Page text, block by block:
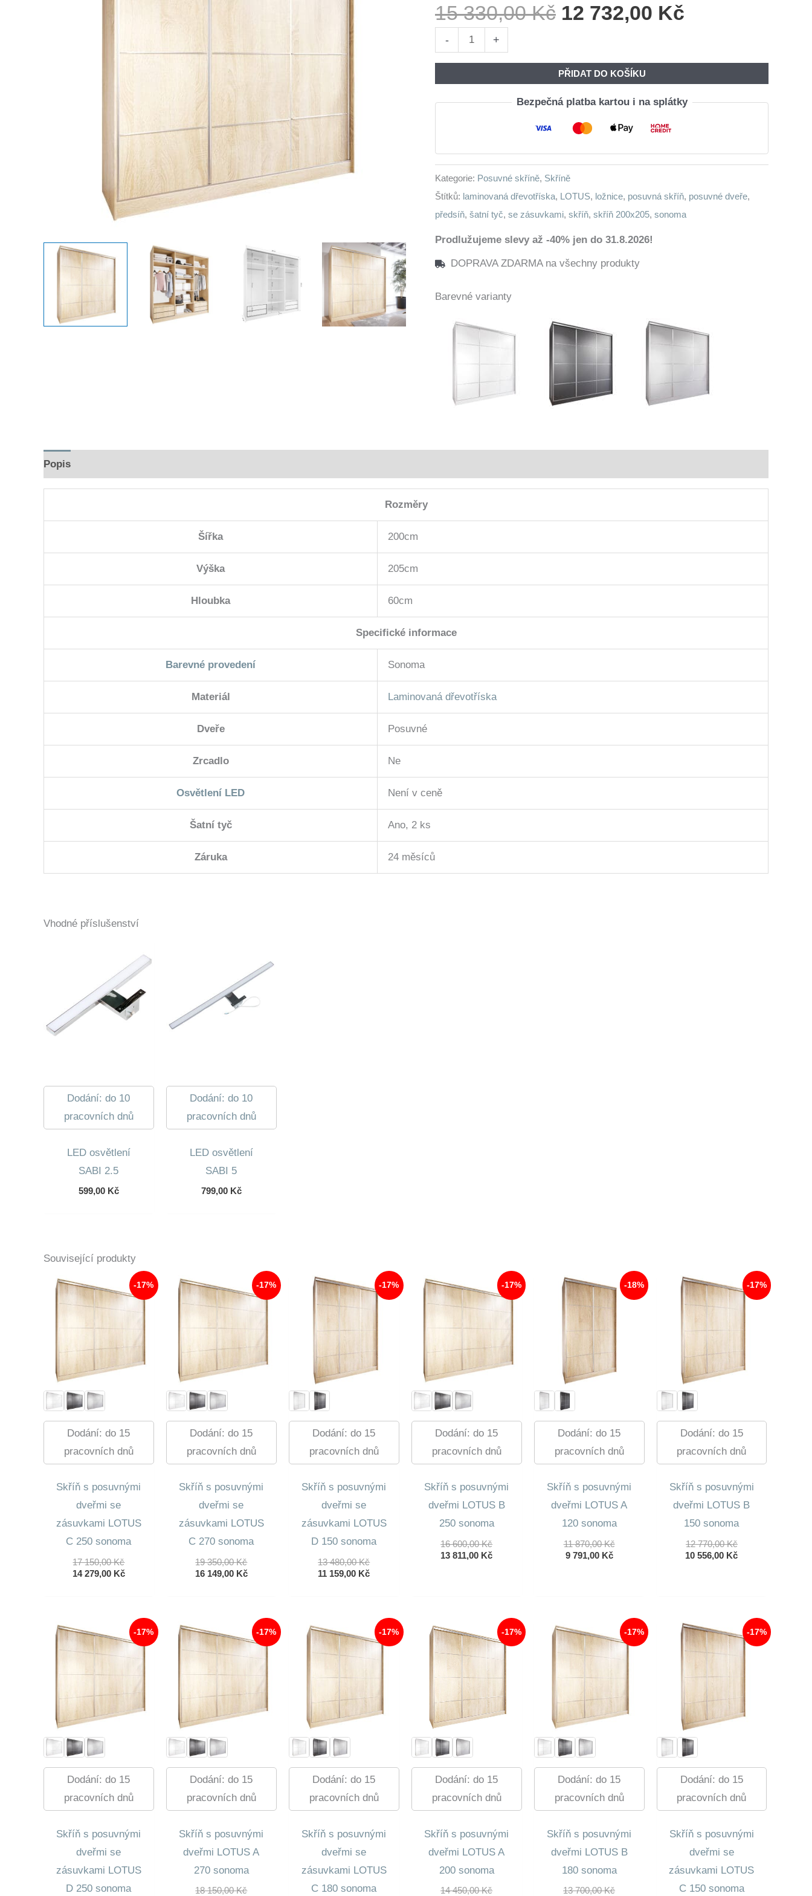
15 330,00Kč Původní
15
330,00 Kč.
12 732,00 Kč
732,00 Kč.
-
s
D
200
sonoma
množství
+
PŘIDAT DO KOŠÍKU
Bezpečná platba kartou i na splátky
Kategorie: Posuvné skříně, Skříně
Štítků: laminovaná dřevotříska, LOTUS, ložnice, posuvná skříň, posuvné dveře,
předsíň, šatní tyč, se zásuvkami, skříň, skříň 200x205, sonoma
Prodlužujeme slevy až -40% jen do 31.8.2026!
DOPRAVA ZDARMA na všechny produkty
Barevné varianty
Popis
Rozměry
Šířka 200cm
Výška 205cm
Hloubka 60cm
Specifické informace
Barevné provedení Sonoma
Materiál Laminovaná dřevotříska
Dveře Posuvné
Zrcadlo Ne
Osvětlení LED Není v ceně
Šatní tyč Ano, 2 ks
Záruka 24 měsíců
Vhodné příslušenství
Dodání: do 10
pracovních dnů
LED osvětlení
SABI 2.5
599,00 Kč
Dodání: do 10
pracovních dnů
LED osvětlení
SABI 5
799,00 Kč
Související produkty
-17%
Dodání: do 15
pracovních dnů
Skříň s posuvnými
dveřmi se
zásuvkami LOTUS
C 250 sonoma
17 150,00KčPůvodní
Cena
14 279,00 KčAktuální
279,00 Kč.
-17%
Dodání: do 15
pracovních dnů
Skříň s posuvnými
dveřmi se
zásuvkami LOTUS
C 270 sonoma
19 350,00KčPůvodní
Cena
16 149,00 KčAktuální
149,00 Kč.
-17%
Dodání: do 15
pracovních dnů
Skříň s posuvnými
dveřmi se
zásuvkami LOTUS
D 150 sonoma
13 480,00KčPůvodní
Cena
11 159,00 KčAktuální
159,00 Kč.
-17%
Dodání: do 15
pracovních dnů
Skříň s posuvnými
dveřmi LOTUS B
250 sonoma
16 600,00KčPůvodní
Cena
13 811,00 KčAktuální
-18%
Dodání: do 15
pracovních dnů
Skříň s posuvnými
dveřmi LOTUS A
120 sonoma
11 870,00KčPůvodní
9 791,00 KčAktuální
-17%
Dodání: do 15
pracovních dnů
Skříň s posuvnými
dveřmi LOTUS B
150 sonoma
12 770,00KčPůvodní
Cena
10 556,00 KčAktuální
-17%
Dodání: do 15
pracovních dnů
Skříň s posuvnými
dveřmi se
zásuvkami LOTUS
D 250 sonoma
-17%
Dodání: do 15
pracovních dnů
Skříň s posuvnými
dveřmi LOTUS A
270 sonoma
18 150,00KčPůvodní
-17%
Dodání: do 15
pracovních dnů
Skříň s posuvnými
dveřmi se
zásuvkami LOTUS
C 180 sonoma
-17%
Dodání: do 15
pracovních dnů
Skříň s posuvnými
dveřmi LOTUS A
200 sonoma
14 450,00KčPůvodní
-17%
Dodání: do 15
pracovních dnů
Skříň s posuvnými
dveřmi LOTUS B
180 sonoma
13 700,00KčPůvodní
-17%
Dodání: do 15
pracovních dnů
Skříň s posuvnými
dveřmi se
zásuvkami LOTUS
C 150 sonoma